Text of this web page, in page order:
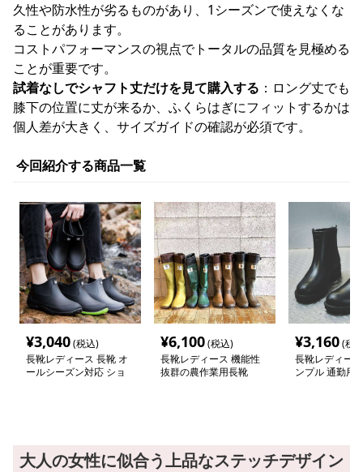
久性や防水性が劣るものがあり、1シーズンで使えなくな
ることがあります。
コストパフォーマンスの視点でトータルの品質を見極める
ことが重要です。
試着なしでシャフト丈だけを見て購入する ：ロング丈でも
膝下の位置に丈が来るか、ふくらはぎにフィットするかは
個人差が大きく、サイズガイドの確認が必須です。
今回紹介する商品一覧
¥3,040(税込)
長靴レディース 長靴 オ
ールシーズン対応 ショ
¥6,100(税込)
長靴レディース 機能性
抜群の農作業用長靴
¥3,160(税
長靴レディー
ンプル 通勤用
大人の女性に似合う上品なステッチデザイン